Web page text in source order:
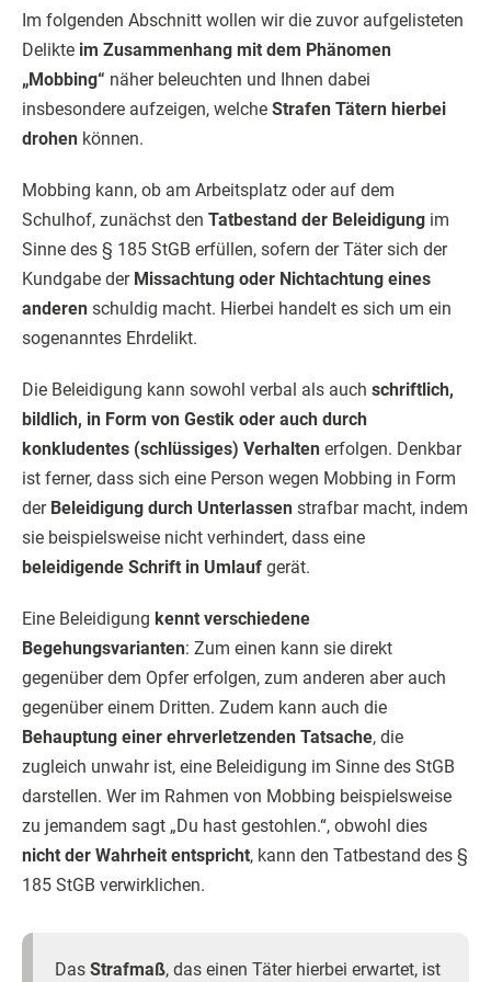
Im folgenden Abschnitt wollen wir die zuvor aufgelisteten
Delikte im Zusammenhang mit dem Phänomen
„Mobbing“ näher beleuchten und Ihnen dabei
insbesondere aufzeigen, welche Strafen Tätern hierbei
drohen können.
Mobbing kann, ob am Arbeitsplatz oder auf dem
Schulhof, zunächst den Tatbestand der Beleidigung im
Sinne des § 185 StGB erfüllen, sofern der Täter sich der
Kundgabe der Missachtung oder Nichtachtung eines
anderen schuldig macht. Hierbei handelt es sich um ein
sogenanntes Ehrdelikt.
Die Beleidigung kann sowohl verbal als auch schriftlich,
bildlich, in Form von Gestik oder auch durch
konkludentes (schlüssiges) Verhalten erfolgen. Denkbar
ist ferner, dass sich eine Person wegen Mobbing in Form
der Beleidigung durch Unterlassen strafbar macht, indem
sie beispielsweise nicht verhindert, dass eine
beleidigende Schrift in Umlauf gerät.
Eine Beleidigung kennt verschiedene
Begehungsvarianten: Zum einen kann sie direkt
gegenüber dem Opfer erfolgen, zum anderen aber auch
gegenüber einem Dritten. Zudem kann auch die
Behauptung einer ehrverletzenden Tatsache, die
zugleich unwahr ist, eine Beleidigung im Sinne des StGB
darstellen. Wer im Rahmen von Mobbing beispielsweise
zu jemandem sagt „Du hast gestohlen.“, obwohl dies
nicht der Wahrheit entspricht, kann den Tatbestand des §
185 StGB verwirklichen.
Das Strafmaß, das einen Täter hierbei erwartet, ist